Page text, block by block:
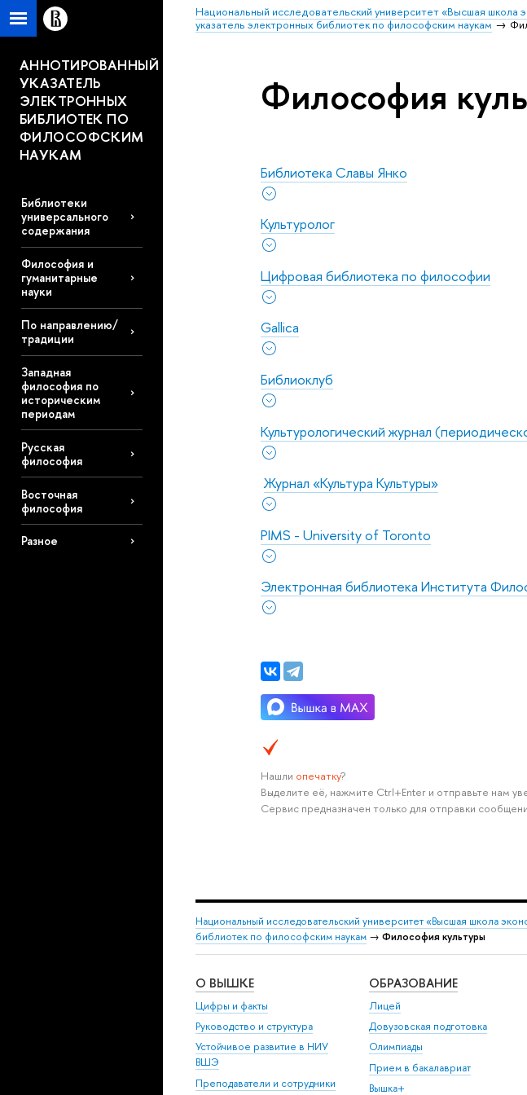
Национальный исследовательский университет «Высшая школа
указатель электронных библиотек по философским наукам
АННОТИРОВАННЫЙ
УКАЗАТЕЛЬ
ЭЛЕКТРОННЫХ
БИБЛИОТЕК ПО
ФИЛОСОФСКИМ
НАУКАМ
Библиотеки
универсального
содержания
Философия и
гуманитарные
науки
По направлению/
традиции
Западная
философия по
историческим
периодам
Русская
философия
Восточная
философия
Разное
Философия
Библиотека Славы Янко
Культуролог
Цифровая библиотека по философии
Gallica
Библиоклуб
Культурологический журнал
Журнал «Культура Культуры»
PIMS - University of Toronto
Электронная библиотека Института
Нашли опечатку?
Выделите её, нажмите Ctrl+Enter и отправьте нам
Сервис предназначен только для отправки
Национальный исследовательский университет «Высшая школа
библиотек по философским наукам → Философия культуры
О ВЫШКЕ
Цифры и факты
Руководство и структура
Устойчивое развитие в НИУ
ВШЭ
Преподаватели и сотрудники
ОБРАЗОВАНИЕ
Лицей
Довузовская подготовка
Олимпиады
Прием в бакалавриат
Вышка+